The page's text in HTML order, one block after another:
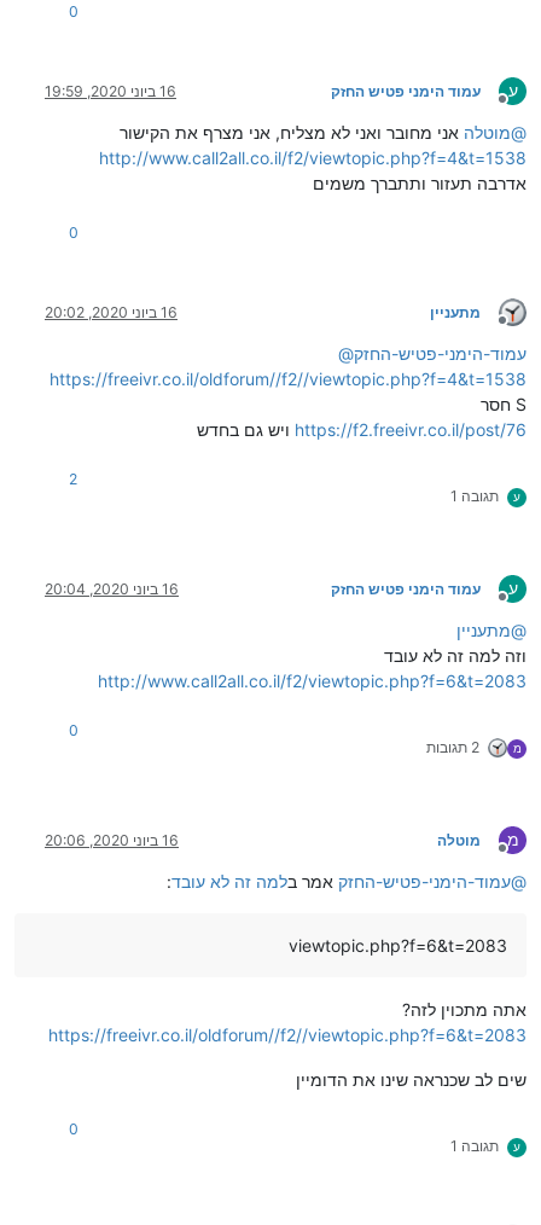
0
ע
מנותק
עמוד הימני פטיש החזק 16 ביוני 2020, 19:59
@מוטלה אני מחובר ואני לא מצליח, אני מצרף את הקישור
http://www.call2all.co.il/f2/viewtopic.php?f=4&t=1538
אדרבה תעזור ותתברך משמים
0
מנותק
מתעניין 16 ביוני 2020, 20:02
@עמוד-הימני-פטיש-החזק
https://freeivr.co.il/oldforum//f2//viewtopic.php?f=4&t=1538
חסר S
https://f2.freeivr.co.il/post/76
ע תגובה 1
2
ע
מנותק
עמוד הימני פטיש החזק 16 ביוני 2020, 20:04
@מתעניין
וזה למה זה לא עובד
http://www.call2all.co.il/f2/viewtopic.php?f=6&t=2083
מ 2 תגובות
0
מ
מנותק
מוטלה 16 ביוני 2020, 20:06
@עמוד-הימני-פטיש-החזק אמר בלמה זה לא עובד:
viewtopic.php?f=6&t=2083
אתה מתכוין לזה?
https://freeivr.co.il/oldforum//f2//viewtopic.php?f=6&t=2083
שים לב שכנראה שינו את הדומיין
ע תגובה 1
0